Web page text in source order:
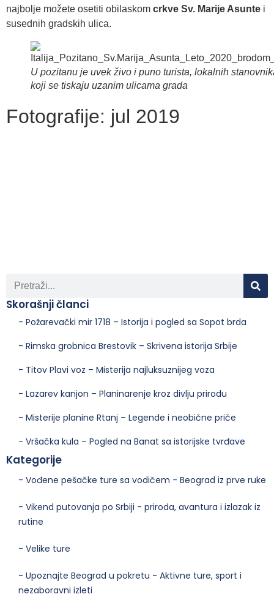
najbolje možete osetiti obilaskom crkve Sv. Marije Asunte i
susednih gradskih ulica.
U pozitanu je uvek živo i puno turista, lokalnih
koji se tiskaju uzanim ulicama grada
Fotografije: jul 2019
Skorašnji članci
- Požarevački mir 1718 – Istorija i pogled sa Sopot brda
- Rimska grobnica Brestovik – Skrivena istorija Srbije
- Titov Plavi voz – Misterija najluksuznijeg voza
- Lazarev kanjon – Planinarenje kroz divlju prirodu
- Misterije planine Rtanj – Legende i neobične priče
- Vršačka kula – Pogled na Banat sa istorijske tvrđave
Kategorije
- Vođene pešačke ture sa vodičem - Beograd iz prve ruke
- Vikend putovanja po Srbiji - priroda, avantura i izlazak iz
rutine
- Velike ture
- Upoznajte Beograd u pokretu - Aktivne ture, sport i
nezaboravni izleti